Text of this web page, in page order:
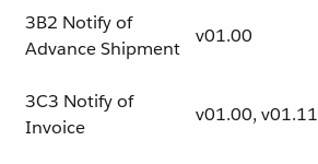
3B2 Notify of
Advance Shipment
v01.00
3C3 Notify of
Invoice
v01.00, v01.11